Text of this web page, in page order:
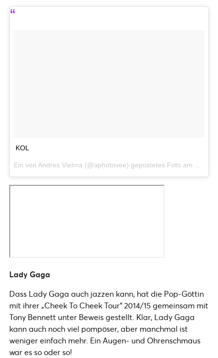
KOL
Lady Gaga
Dass Lady Gaga auch jazzen kann, hat die Pop-Göttin
mit ihrer „Cheek To Cheek Tour“ 2014/15 gemeinsam mit
Tony Bennett unter Beweis gestellt. Klar, Lady Gaga
kann auch noch viel pompöser, aber manchmal ist
weniger einfach mehr. Ein Augen- und Ohrenschmaus
war es so oder so!